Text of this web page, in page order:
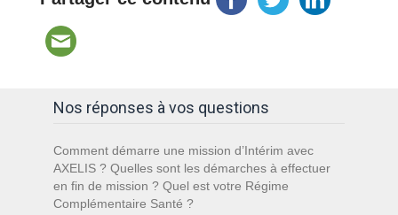
Nos réponses à vos questions
Comment démarre une mission d’Intérim avec
AXELIS ? Quelles sont les démarches à effectuer
en fin de mission ? Quel est votre Régime
Complémentaire Santé ?